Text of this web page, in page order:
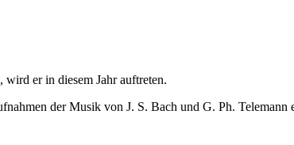
wird er in diesem Jahr auftreten.
der Musik von J. S. Bach und G. Ph. Telemann